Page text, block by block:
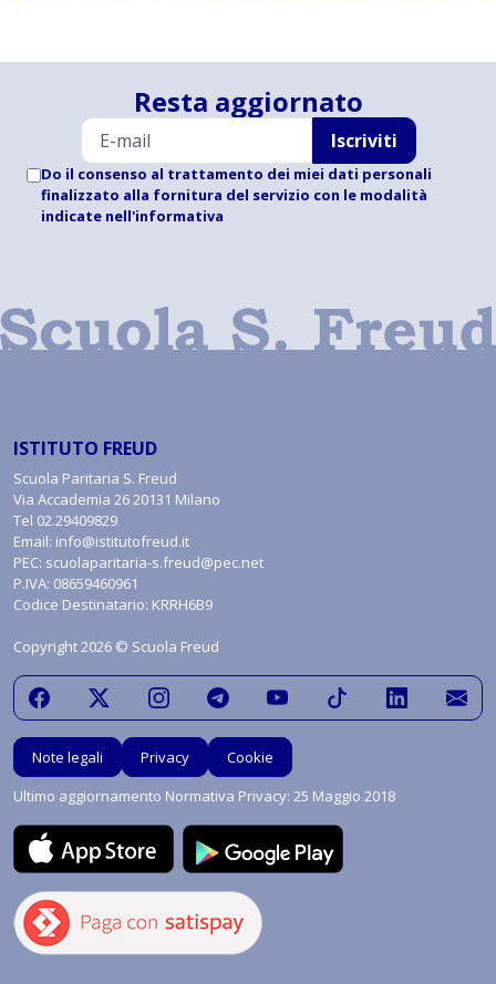
Resta aggiornato
Iscriviti
Do il consenso al trattamento dei miei dati personali
finalizzato alla fornitura del servizio con le modalità
indicate nell'informativa
ISTITUTO FREUD
Scuola Paritaria S. Freud
Via Accademia 26 20131 Milano
Tel 02.29409829
Email: info@istitutofreud.it
PEC: scuolaparitaria-s.freud@pec.net
P.IVA: 08659460961
Codice Destinatario: KRRH6B9
Copyright 2026 © Scuola Freud
Note legali Privacy
Cookie
Ultimo aggiornamento Normativa Privacy: 25 Maggio 2018